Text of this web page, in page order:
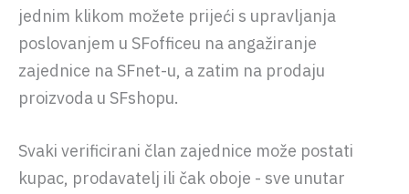
jednim klikom možete prijeći s upravljanja
poslovanjem u SFofficeu na angažiranje
zajednice na SFnet-u, a zatim na prodaju
proizvoda u SFshopu.
Svaki verificirani član zajednice može postati
kupac, prodavatelj ili čak oboje - sve unutar